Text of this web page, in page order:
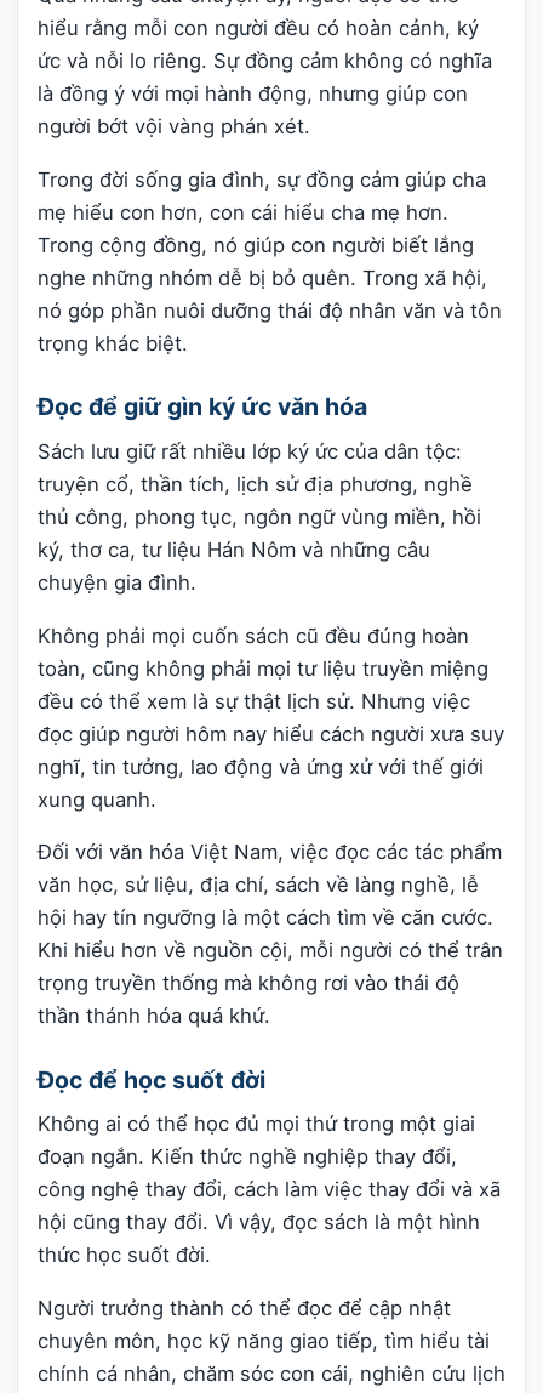
hiểu rằng mỗi con người đều có hoàn cảnh, ký
ức và nỗi lo riêng. Sự đồng cảm không có nghĩa
là đồng ý với mọi hành động, nhưng giúp con
người bớt vội vàng phán xét.
Trong đời sống gia đình, sự đồng cảm giúp cha
mẹ hiểu con hơn, con cái hiểu cha mẹ hơn.
Trong cộng đồng, nó giúp con người biết lắng
nghe những nhóm dễ bị bỏ quên. Trong xã hội,
nó góp phần nuôi dưỡng thái độ nhân văn và tôn
trọng khác biệt.
Đọc để giữ gìn ký ức văn hóa
Sách lưu giữ rất nhiều lớp ký ức của dân tộc:
truyện cổ, thần tích, lịch sử địa phương, nghề
thủ công, phong tục, ngôn ngữ vùng miền, hồi
ký, thơ ca, tư liệu Hán Nôm và những câu
chuyện gia đình.
Không phải mọi cuốn sách cũ đều đúng hoàn
toàn, cũng không phải mọi tư liệu truyền miệng
đều có thể xem là sự thật lịch sử. Nhưng việc
đọc giúp người hôm nay hiểu cách người xưa suy
nghĩ, tin tưởng, lao động và ứng xử với thế giới
xung quanh.
Đối với văn hóa Việt Nam, việc đọc các tác phẩm
văn học, sử liệu, địa chí, sách về làng nghề, lễ
hội hay tín ngưỡng là một cách tìm về căn cước.
Khi hiểu hơn về nguồn cội, mỗi người có thể trân
trọng truyền thống mà không rơi vào thái độ
thần thánh hóa quá khứ.
Đọc để học suốt đời
Không ai có thể học đủ mọi thứ trong một giai
đoạn ngắn. Kiến thức nghề nghiệp thay đổi,
công nghệ thay đổi, cách làm việc thay đổi và xã
hội cũng thay đổi. Vì vậy, đọc sách là một hình
thức học suốt đời.
Người trưởng thành có thể đọc để cập nhật
chuyên môn, học kỹ năng giao tiếp, tìm hiểu tài
chính cá nhân, chăm sóc con cái, nghiên cứu lịch